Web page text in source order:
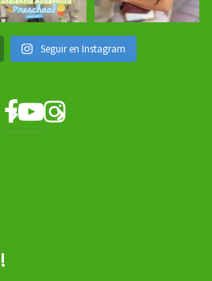
Seguir en Instagram